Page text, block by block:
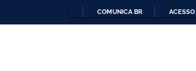
COMUNICA BR